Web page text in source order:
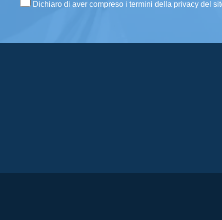
Dichiaro di aver compreso i termini della privacy del